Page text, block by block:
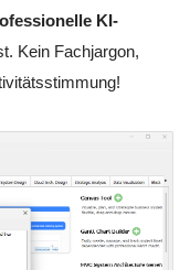
KI-
Kein Fachjargon,